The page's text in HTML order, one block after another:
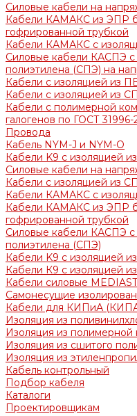
Силовые кабели на
Кабели КАМАКС из ЭПР
гофрированной трубкой
Кабели КАМАКС с
Силовые кабели КАСПЭ с
полиэтилена (СПЭ) на
Кабели с изоляцией из
Кабели с изоляцией из
Кабели с полимерной
галогенов по ГОСТ 31996-
Провода
Кабель NYM-J и NYM-O
Кабели K9 с изоляцией
Силовые кабели на
Кабели с изоляцией из
Кабели КАМАКС с
Кабели КАМАКС из ЭПР
гофрированной трубкой
Силовые кабели КАСПЭ с
полиэтилена (СПЭ)
Кабели K9 с изоляцией
Кабели К9 с изоляцией
Кабели силовые
Самонесущие
Кабели для КИПиА
Изоляция из
Изоляция из полимерной
Изоляция из сшитого
Изоляция из
Кабель контрольный
Подбор кабеля
Каталоги
Проектировщикам